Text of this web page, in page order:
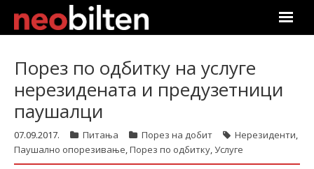
Претрага
Актуелно
Подаци
Порез по одбитку на услуге
нерезидената и предузетници
паушалци
07.09.2017. Питања Порез на добит Нерезиденти,
Паушално опорезивање,Порез по одбитку,Услуге